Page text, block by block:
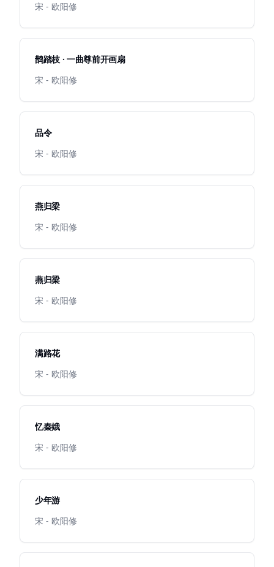
宋 - 欧阳修
鹊踏枝 · 一曲尊前开画扇
宋 - 欧阳修
品令
宋 - 欧阳修
燕归梁
宋 - 欧阳修
燕归梁
宋 - 欧阳修
满路花
宋 - 欧阳修
忆秦娥
宋 - 欧阳修
少年游
宋 - 欧阳修